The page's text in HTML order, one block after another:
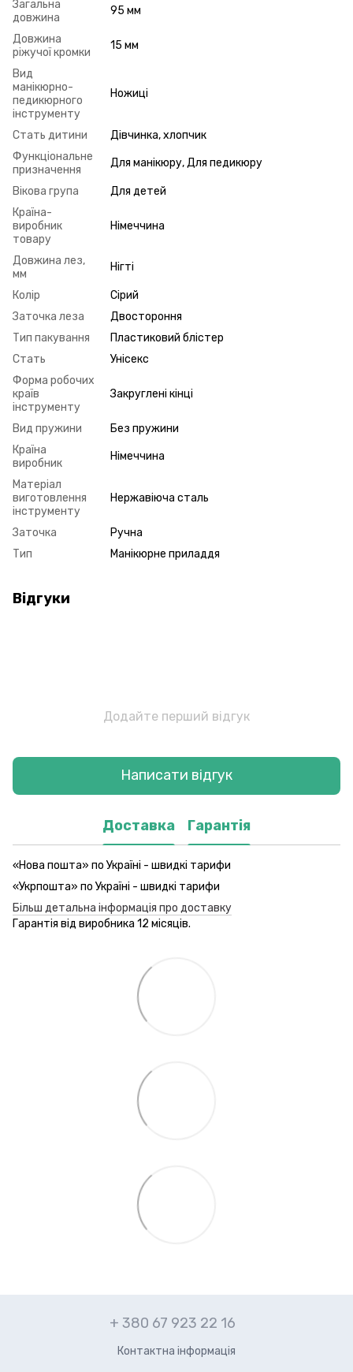
Загальна
довжина
95 мм
Довжина
ріжучої кромки
15 мм
Вид
манікюрно-
педикюрного
інструменту
Ножиці
Стать дитини
Дівчинка, хлопчик
Функціональне
призначення
Для манікюру, Для педикюру
Вікова група
Для детей
Країна-
виробник
товару
Німеччина
Довжина лез,
мм
Нігті
Колір
Сірий
Заточка леза
Двостороння
Тип пакування
Пластиковий блістер
Стать
Унісекс
Форма робочих
країв
інструменту
Закруглені кінці
Вид пружини
Без пружини
Країна
виробник
Німеччина
Матеріал
виготовлення
інструменту
Нержавіюча сталь
Заточка
Ручна
Тип
Манікюрне приладдя
Відгуки
Додайте перший відгук
Написати відгук
Доставка Гарантія
«Нова пошта» по Україні - швидкі тарифи
«Укрпошта» по Україні - швидкі тарифи
Більш детальна інформація про доставку
Гарантія від виробника 12 місяців.
+ 380 67 923 22 16
Контактна інформація